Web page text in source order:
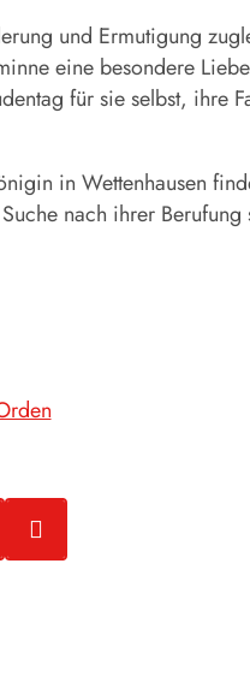
und Ermutigung
eine besondere
für sie selbst, ihre
in Wettenhausen
nach ihrer